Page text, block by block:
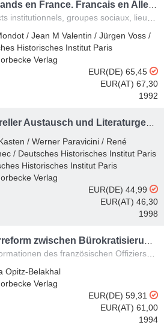
groupes sociaux, lieux d'échanges /Institutionelle Verbindungen, soziale Gruppen, Stätten des Austausches
/ Jean M Valentin / Jürgen Voss /
Historisches Institut Paris
Verlag
EUR(DE) 65,45
EUR(AT) 67,30
1992
/ Werner Paravicini / René
/ Deutsches Historisches Institut Paris
Historisches Institut Paris
Verlag
EUR(DE) 44,99
EUR(AT) 46,30
1998
des französischen Offizierskorps von 1760-1790
Opitz-Belakhal
Verlag
EUR(DE) 59,31
EUR(AT) 61,00
1994